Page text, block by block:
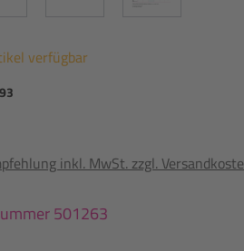
verfügbar
inkl. MwSt. zzgl.
501263